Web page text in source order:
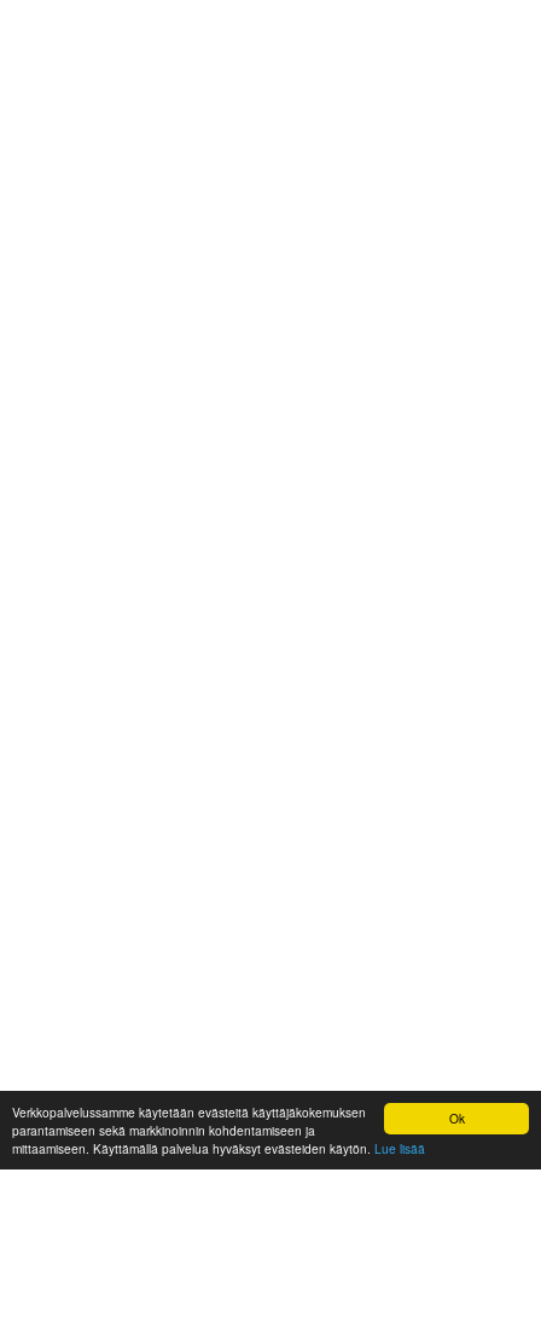
Ok
Verkkopalvelussamme käytetään evästeitä käyttäjäkokemuksen
parantamiseen sekä markkinoinnin kohdentamiseen ja
mittaamiseen. Käyttämällä palvelua hyväksyt evästeiden käytön. Lue lisää